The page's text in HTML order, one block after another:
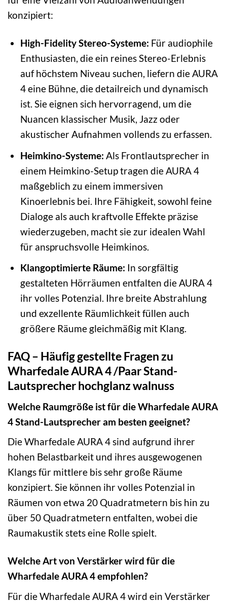
konzipiert:
High-Fidelity Stereo-Systeme: Für audiophile
Enthusiasten, die ein reines Stereo-Erlebnis
auf höchstem Niveau suchen, liefern die AURA
4 eine Bühne, die detailreich und dynamisch
ist. Sie eignen sich hervorragend, um die
Nuancen klassischer Musik, Jazz oder
akustischer Aufnahmen vollends zu erfassen.
Heimkino-Systeme: Als Frontlautsprecher in
einem Heimkino-Setup tragen die AURA 4
maßgeblich zu einem immersiven
Kinoerlebnis bei. Ihre Fähigkeit, sowohl feine
Dialoge als auch kraftvolle Effekte präzise
wiederzugeben, macht sie zur idealen Wahl
für anspruchsvolle Heimkinos.
Klangoptimierte Räume: In sorgfältig
gestalteten Hörräumen entfalten die AURA 4
ihr volles Potenzial. Ihre breite Abstrahlung
und exzellente Räumlichkeit füllen auch
größere Räume gleichmäßig mit Klang.
FAQ – Häufig gestellte Fragen zu
Wharfedale AURA 4 /Paar Stand-
Lautsprecher hochglanz walnuss
Welche Raumgröße ist für die Wharfedale AURA
4 Stand-Lautsprecher am besten geeignet?
Die Wharfedale AURA 4 sind aufgrund ihrer
hohen Belastbarkeit und ihres ausgewogenen
Klangs für mittlere bis sehr große Räume
konzipiert. Sie können ihr volles Potenzial in
Räumen von etwa 20 Quadratmetern bis hin zu
über 50 Quadratmetern entfalten, wobei die
Raumakustik stets eine Rolle spielt.
Welche Art von Verstärker wird für die
Wharfedale AURA 4 empfohlen?
Für die Wharfedale AURA 4 wird ein Verstärker